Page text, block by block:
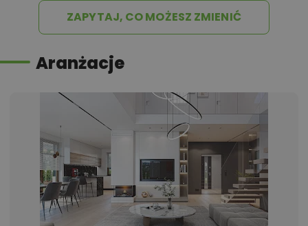
ZAPYTAJ, CO MOŻESZ ZMIENIĆ
Aranżacje